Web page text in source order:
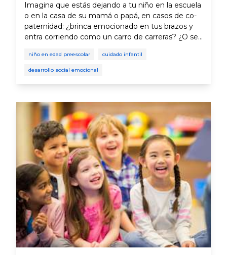
Imagina que estás dejando a tu niño en la escuela
o en la casa de su mamá o papá, en casos de co-
paternidad: ¿brinca emocionado en tus brazos y
entra corriendo como un carro de carreras? ¿O se
padres, la segunda situación es la que más
sucede. Pero esos momentos forman parte del
consejos para que esos momentos de "hasta
luego" se sientan más tranquilos.
niño en edad preescolar cuidado infantil
desarrollo social emocional